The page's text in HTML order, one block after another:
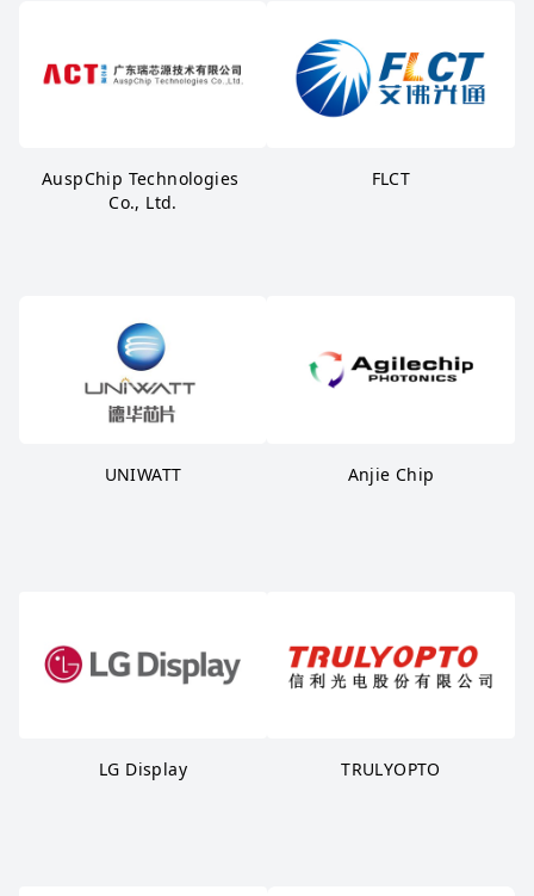
AuspChip Technologies
Co., Ltd.
FLCT
UNIWATT Anjie Chip
LG Display TRULYOPTO